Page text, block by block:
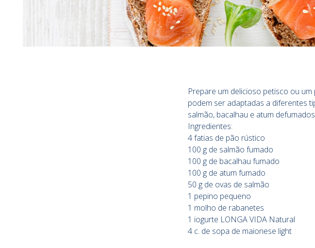
Prepare um delicioso petisco ou
podem ser adaptadas a diferentes
salmão, bacalhau e atum
Ingredientes:
4 fatias de pão rústico
100 g de salmão fumado
100 g de bacalhau fumado
100 g de atum fumado
50 g de ovas de salmão
1 pepino pequeno
1 molho de rabanetes
1 iogurte LONGA VIDA Natural
4 c. de sopa de maionese light